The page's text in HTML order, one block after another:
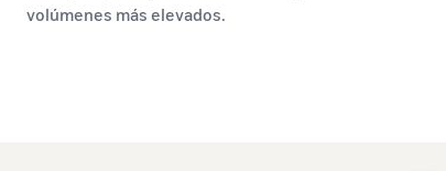
volúmenes más elevados.